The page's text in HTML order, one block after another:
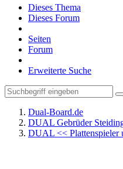
Dieses Thema
Dieses Forum
Seiten
Forum
Erweiterte Suche
Dual-Board.de
DUAL Gebrüder
DUAL << Plattenspieler